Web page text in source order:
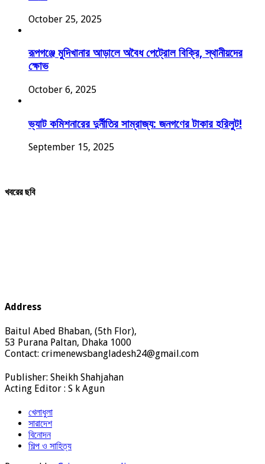
October 25, 2025
রূপগঞ্জে মুদিখানার আড়ালে অবৈধ পেট্রোল বিক্রি, স্থানীয়দের
ক্ষোভ
October 6, 2025
ভ্যাট কমিশনারের দুর্নীতির সাম্রাজ্য: জনগণের টাকার হরিলুট!
September 15, 2025
খবরের ছবি
Address
Baitul Abed Bhaban, (5th Flor),
53 Purana Paltan, Dhaka 1000
Contact: crimenewsbangladesh24@gmail.com
Publisher: Sheikh Shahjahan
Acting Editor : S k Agun
খেলাধুলা
সারাদেশ
বিনোদন
শিল্প ও সাহিত্য